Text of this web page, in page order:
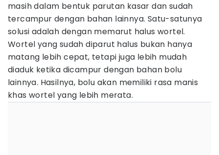
masih dalam bentuk parutan kasar dan sudah
tercampur dengan bahan lainnya. Satu-satunya
solusi adalah dengan memarut halus wortel.
Wortel yang sudah diparut halus bukan hanya
matang lebih cepat, tetapi juga lebih mudah
diaduk ketika dicampur dengan bahan bolu
lainnya. Hasilnya, bolu akan memiliki rasa manis
khas wortel yang lebih merata.